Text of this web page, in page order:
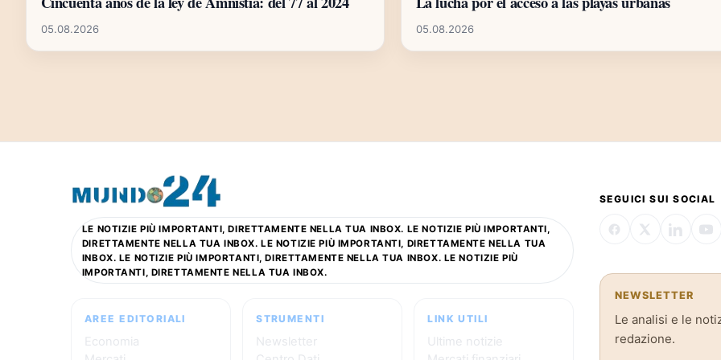
05.08.2026 05.08.2026
LE NOTIZIE PIÙ IMPORTANTI, DIRETTAMENTE NELLA TUA INBOX. LE NOTIZIE PIÙ IMPORTANTI,
DIRETTAMENTE NELLA TUA INBOX. LE NOTIZIE PIÙ IMPORTANTI, DIRETTAMENTE NELLA TUA
INBOX. LE NOTIZIE PIÙ IMPORTANTI, DIRETTAMENTE NELLA TUA INBOX. LE NOTIZIE PIÙ
IMPORTANTI, DIRETTAMENTE NELLA TUA INBOX.
AREE EDITORIALI
Economia
STRUMENTI
Newsletter
LINK UTILI
Ultime notizie
SEGUICI SUI SOCIAL
NEWSLETTER
Le analisi e le
redazione.